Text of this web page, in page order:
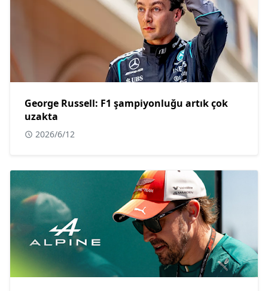
George Russell: F1 şampiyonluğu artık çok
uzakta
2026/6/12